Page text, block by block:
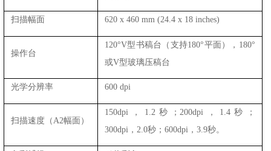
扫描幅面 620 x 460 mm (24.4 x 18 inches)
操作台
120°V型书稿台（支持180°平面），180°
或V型玻璃压稿台
光学分辨率 600 dpi
扫描速度（A2幅面）
150dpi，1.2秒；200dpi，1.4秒；
300dpi，2.0秒；600dpi，3.9秒。